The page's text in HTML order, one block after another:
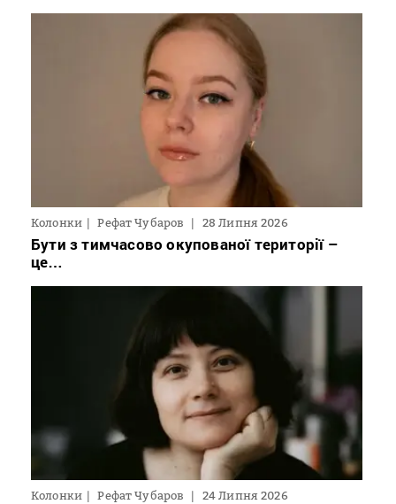
Колонки Рефат Чубаров 28 Липня 2026
Бути з тимчасово окупованої території –
це…
Колонки Рефат Чубаров 24 Липня 2026